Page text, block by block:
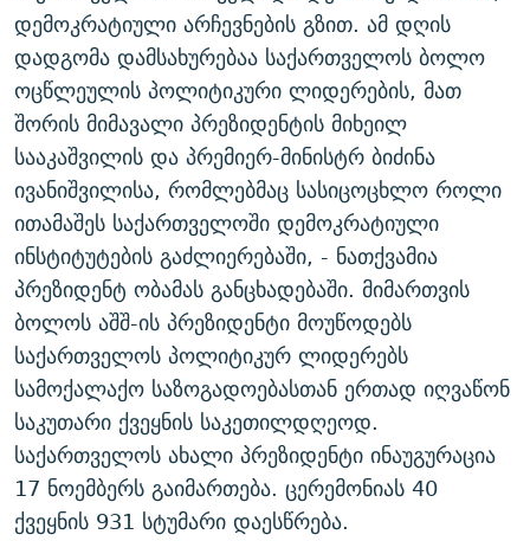
ᲚᲘᲢᲔᲠᲐᲢᲣᲠᲣᲚᲘ ᲬᲐᲮᲜᲐᲒᲔᲑᲘ
ᲐᲛᲔᲠᲘᲙᲣᲚᲘ ᲛᲝᲗᲮᲠᲝᲑᲐ
ᲘᲛᲞᲔᲠᲘᲐ ᲓᲐ ᲠᲐᲓᲘᲝ
ᲡᲐᲞᲐᲠᲚᲐᲛᲔᲜᲢᲝ ᲐᲠᲩᲔᲕᲜᲔᲑᲘᲡ ᲘᲡᲢᲝᲠᲘᲐ
ᲑᲐᲕᲨᲕᲔᲑᲘ ᲞᲠᲝᲡᲢᲘᲢᲣᲪᲘᲐᲨᲘ - ᲐᲛᲝᲣᲗᲥᲛᲔᲚᲘ ᲐᲛᲑᲐᲕᲘ
5 ᲐᲛᲑᲐᲕᲘ - 20 ᲘᲕᲜᲘᲡᲡ ᲓᲐᲨᲐᲕᲔᲑᲣᲚᲔᲑᲘ
ᲐᲒᲕᲘᲡᲢᲝᲡ ᲝᲛᲘ
ПРИВЕТ ᲙᲣᲚᲢᲣᲠᲐ
რთე/რთ-ის ყველა საიტი
დემოკრატიული არჩევნების გზით. ამ დღის
დადგომა დამსახურებაა საქართველოს ბოლო
ოცწლეულის პოლიტიკური ლიდერების, მათ
შორის მიმავალი პრეზიდენტის მიხეილ
სააკაშვილის და პრემიერ-მინისტრ ბიძინა
ივანიშვილისა, რომლებმაც სასიცოცხლო როლი
ითამაშეს საქართველოში დემოკრატიული
ინსტიტუტების გაძლიერებაში, - ნათქვამია
პრეზიდენტ ობამას განცხადებაში. მიმართვის
ბოლოს აშშ-ის პრეზიდენტი მოუწოდებს
საქართველოს პოლიტიკურ ლიდერებს
სამოქალაქო საზოგადოებასთან ერთად იღვაწონ
საკუთარი ქვეყნის საკეთილდღეოდ.
საქართველოს ახალი პრეზიდენტი ინაუგურაცია
17 ნოემბერს გაიმართება. ცერემონიას 40
ქვეყნის 931 სტუმარი დაესწრება.